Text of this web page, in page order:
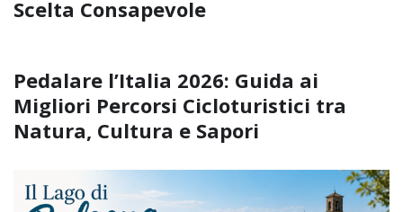
Scelta Consapevole
Pedalare l’Italia 2026: Guida ai
Migliori Percorsi Cicloturistici tra
Natura, Cultura e Sapori